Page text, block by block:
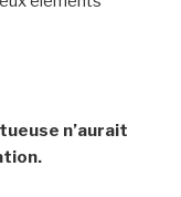
n’aurait